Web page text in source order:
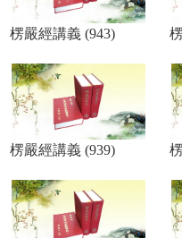
楞嚴經講義 (943)
楞嚴經講義 (939)